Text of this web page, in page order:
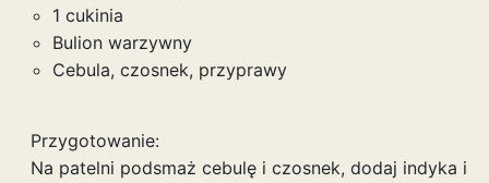
1 cukinia
Bulion warzywny
Cebula, czosnek, przyprawy
Przygotowanie:
Na patelni podsmaż cebulę i czosnek, dodaj indyka i